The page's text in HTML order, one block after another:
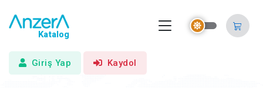
Katalog
Giriş Yap Kaydol